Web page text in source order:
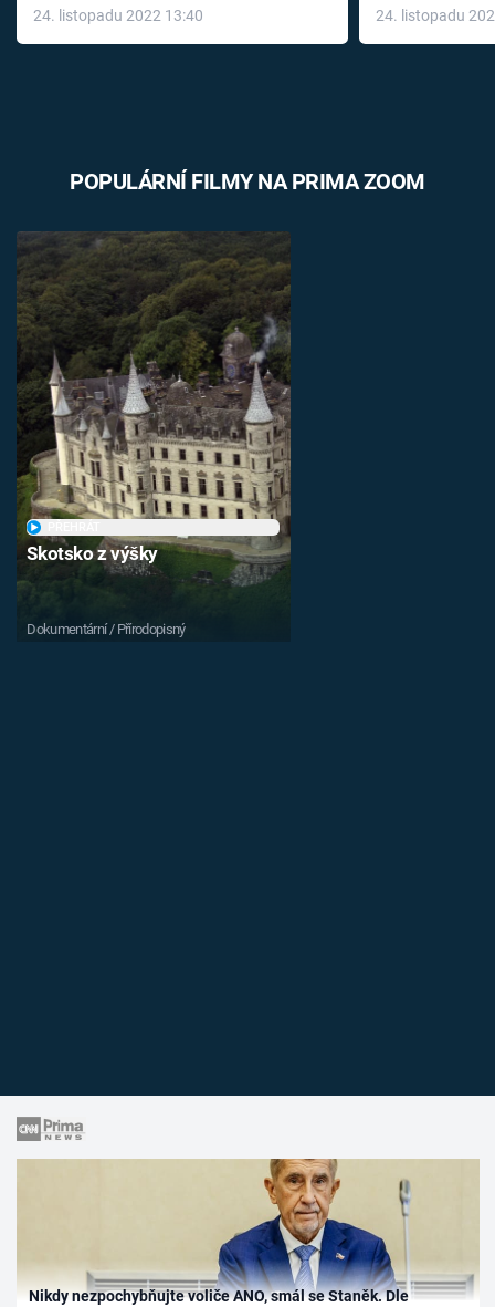
24. listopadu 2022 13:40
léky
24. listopadu
POPULÁRNÍ FILMY NA PRIMA ZOOM
Skotsko z výšky
Dokumentární / Přírodopisný
Nikdy nezpochybňujte voliče ANO, smál se Staněk. Dle